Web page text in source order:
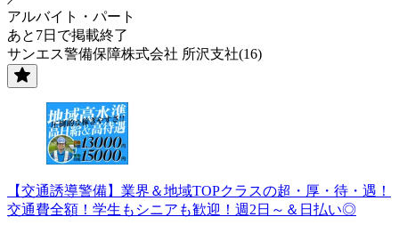
アルバイト・パート
あと7日で掲載終了
サンエス警備保障株式会社 所沢支社(16)
【交通誘導警備】業界＆地域TOPクラスの超・厚・待・遇！
交通費全額！学生もシニアも歓迎！週2日～＆日払い◎